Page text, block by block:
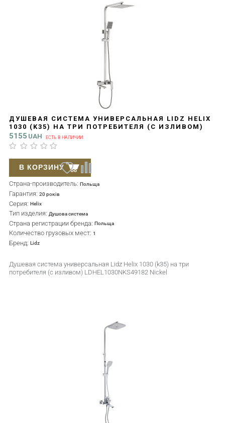
ДУШЕВАЯ СИСТЕМА УНИВЕРСАЛЬНАЯ LIDZ HELIX
1030 (K35) НА ТРИ ПОТРЕБИТЕЛЯ (С ИЗЛИВОМ)
LDHEL1030NKS49182 NICKEL
5155 UAH ЕСТЬ В НАЛИЧИИ
Страна-производитель: Польща
Гарантия: 20 років
Серия: Helix
Тип изделия: Душова система
Страна регистрации бренда: Польща
Количество грузовых мест: 1
Бренд: Lidz
Душевая система универсальная Lidz Helix 1030 (k35) на три
потребителя (с изливом) LDHEL1030NKS49182 Nickel
В КОРЗИНУ